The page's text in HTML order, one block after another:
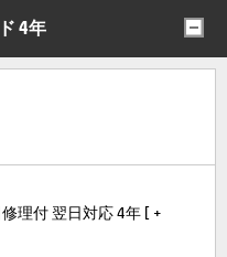
4年
修理付 翌日対応 4年 [ +